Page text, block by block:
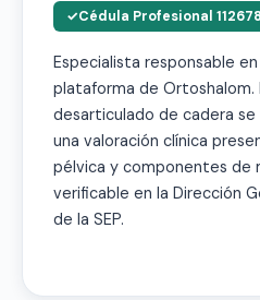
Cédula Profesional
Especialista responsable
plataforma de Ortoshalom.
desarticulado de cadera
una valoración clínica
pélvica y componentes de
verificable en la Dirección
de la SEP.